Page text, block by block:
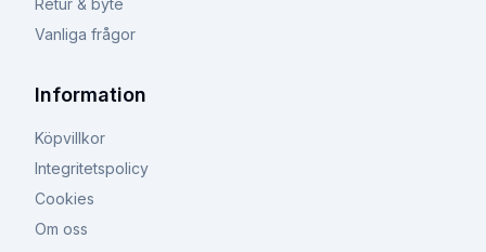
Retur & byte
Vanliga frågor
Information
Köpvillkor
Integritetspolicy
Cookies
Om oss